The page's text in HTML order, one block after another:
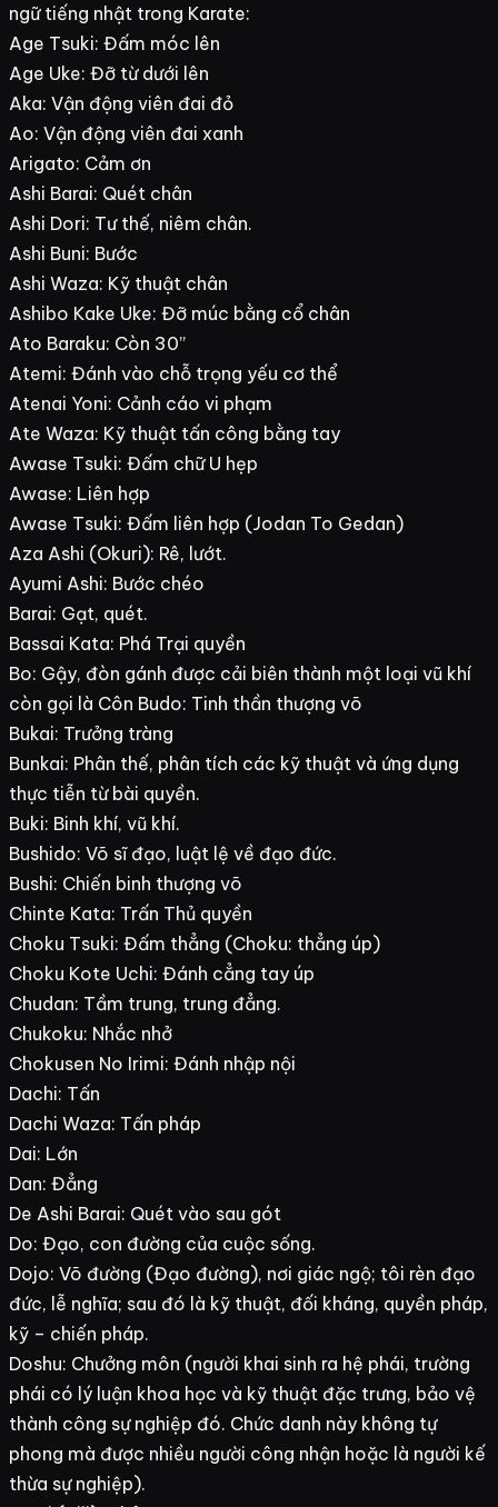
ngữ tiếng nhật trong Karate:
Age Tsuki: Đấm móc lên
Age Uke: Đỡ từ dưới lên
Aka: Vận động viên đai đỏ
Ao: Vận động viên đai xanh
Arigato: Cảm ơn
Ashi Barai: Quét chân
Ashi Dori: Tư thế, niêm chân.
Ashi Buni: Bước
Ashi Waza: Kỹ thuật chân
Ashibo Kake Uke: Đỡ múc bằng cổ chân
Ato Baraku: Còn 30”
Atemi: Đánh vào chỗ trọng yếu cơ thể
Atenai Yoni: Cảnh cáo vi phạm
Ate Waza: Kỹ thuật tấn công bằng tay
Awase Tsuki: Đấm chữ U hẹp
Awase: Liên hợp
Awase Tsuki: Đấm liên hợp (Jodan To Gedan)
Aza Ashi (Okuri): Rê, lướt.
Ayumi Ashi: Bước chéo
Barai: Gạt, quét.
Bassai Kata: Phá Trại quyền
Bo: Gậy, đòn gánh được cải biên thành một loại vũ khí
còn gọi là Côn Budo: Tinh thần thượng võ
Bukai: Trưởng tràng
Bunkai: Phân thế, phân tích các kỹ thuật và ứng dụng
thực tiễn từ bài quyền.
Buki: Binh khí, vũ khí.
Bushido: Võ sĩ đạo, luật lệ về đạo đức.
Bushi: Chiến binh thượng võ
Chinte Kata: Trấn Thủ quyền
Choku Tsuki: Đấm thẳng (Choku: thẳng úp)
Choku Kote Uchi: Đánh cẳng tay úp
Chudan: Tầm trung, trung đẳng.
Chukoku: Nhắc nhở
Chokusen No Irimi: Đánh nhập nội
Dachi: Tấn
Dachi Waza: Tấn pháp
Dai: Lớn
Dan: Đẳng
De Ashi Barai: Quét vào sau gót
Do: Đạo, con đường của cuộc sống.
Dojo: Võ đường (Đạo đường), nơi giác ngộ; tôi rèn đạo
đức, lễ nghĩa; sau đó là kỹ thuật, đối kháng, quyền pháp,
kỹ – chiến pháp.
Doshu: Chưởng môn (người khai sinh ra hệ phái, trường
phái có lý luận khoa học và kỹ thuật đặc trưng, bảo vệ
thành công sự nghiệp đó. Chức danh này không tự
phong mà được nhiều người công nhận hoặc là người kế
thừa sự nghiệp).